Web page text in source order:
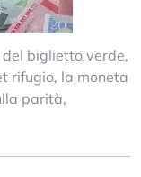
del biglietto verde,
rifugio, la moneta
parità,